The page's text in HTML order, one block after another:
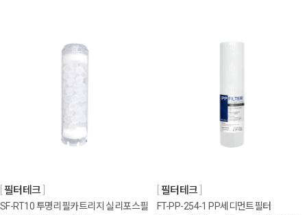
필터테크
SF-RT10 투명리필카트리지 실리포스필
필터테크
FT-PP-254-1 PP세디먼트필터